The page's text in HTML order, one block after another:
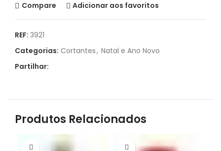
Compare Adicionar aos favoritos
REF: 3921
Categorias: Cortantes, Natal e Ano Novo
Partilhar:
Produtos Relacionados